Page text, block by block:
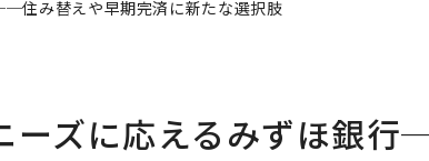
住み替えや早期完済に新たな選択肢
ーズに応えるみずほ銀